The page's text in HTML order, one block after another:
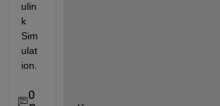
ulin
k
Sim
ulat
0